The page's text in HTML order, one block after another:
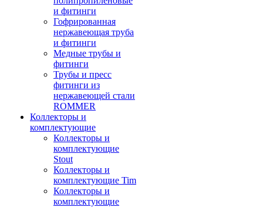
и фитинги
Гофрированная
нержавеющая труба
и фитинги
Медные трубы и
фитинги
Трубы и пресс
фитинги из
нержавеющей стали
ROMMER
Коллекторы и
комплектующие
Коллекторы и
комплектующие
Stout
Коллекторы и
комплектующие Tim
Коллекторы и
комплектующие